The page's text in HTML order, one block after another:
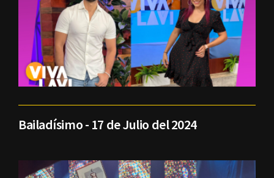
Bailadísimo - 17 de Julio del 2024